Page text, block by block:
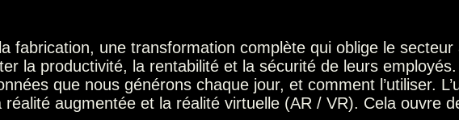
fabrication, une transformation complète qui oblige le
la productivité, la rentabilité et la sécurité de leurs
que nous générons chaque jour, et comment l’utiliser.
augmentée et la réalité virtuelle (AR / VR). Cela ouvre